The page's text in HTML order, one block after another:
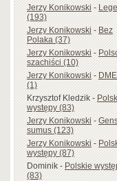
Jerzy Konikowski-
(193)
Jerzy Konikowski-Bez
Polaka (37)
Jerzy Konikowski-
szachiści (10)
Jerzy Konikowski-
(1)
Krzysztof Kledzik-
występy (83)
Jerzy Konikowski-
sumus (123)
Jerzy Konikowski-
występy (87)
Dominik-Polskie
(83)